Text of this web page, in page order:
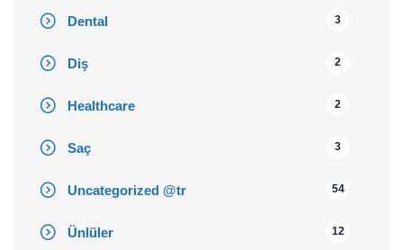
Dental 3
Diş 2
Healthcare 2
Saç 3
Uncategorized @tr 54
Ünlüler 12